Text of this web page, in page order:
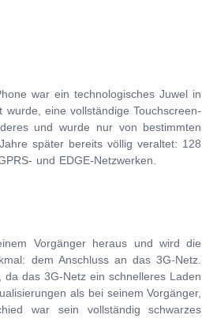
war ein technologisches Juwel in
eine vollständige Touchscreen-
und wurde nur von bestimmten
später bereits völlig veraltet: 128
und EDGE-Netzwerken.
Vorgänger heraus und wird die
dem Anschluss an das 3G-Netz.
das 3G-Netz ein schnelleres Laden
als bei seinem Vorgänger,
war sein vollständig schwarzes